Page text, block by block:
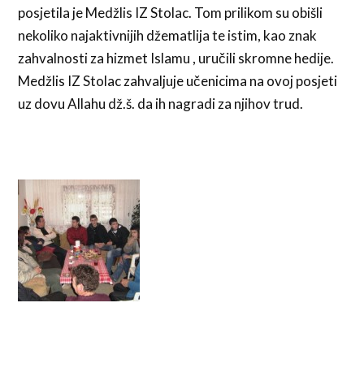
posjetila je Medžlis IZ Stolac. Tom prilikom su obišli
nekoliko najaktivnijih džematlija te istim, kao znak
zahvalnosti za hizmet Islamu , uručili skromne hedije.
Medžlis IZ Stolac zahvaljuje učenicima na ovoj posjeti
uz dovu Allahu dž.š. da ih nagradi za njihov trud.